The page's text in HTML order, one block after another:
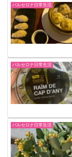
バルセロナ日常生活
バルセロナ日常生活
バルセロナ日常生活